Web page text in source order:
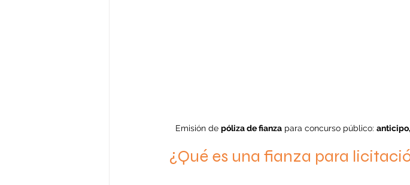
Emisión de póliza de fianza para concurso público:
¿Qué es una fianza para